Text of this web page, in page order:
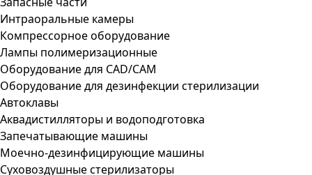
Интраоральные камеры
Компрессорное оборудование
Лампы полимеризационные
Оборудование для CAD/CAM
Оборудование для дезинфекции стерилизации
Автоклавы
Аквадистилляторы и водоподготовка
Запечатывающие машины
Моечно-дезинфицирующие машины
Суховоздушные стерилизаторы